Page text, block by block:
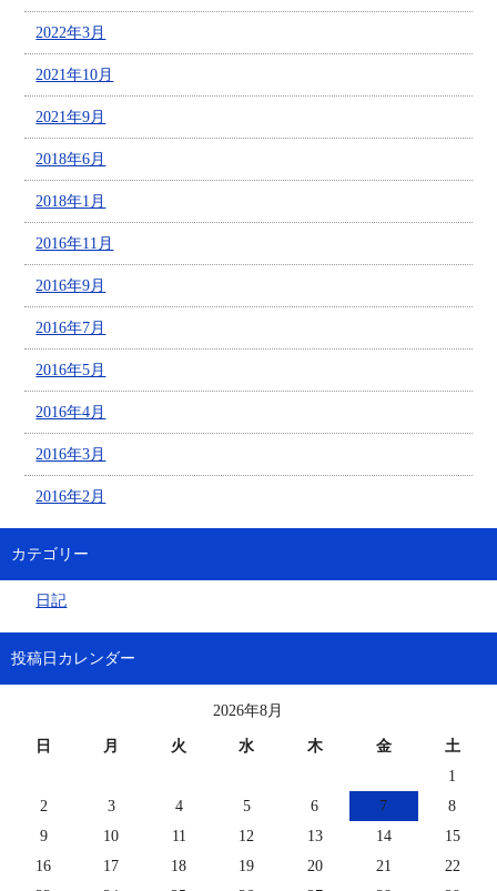
2022年3月
2021年10月
2021年9月
2018年6月
2018年1月
2016年11月
2016年9月
2016年7月
2016年5月
2016年4月
2016年3月
2016年2月
カテゴリー
日記
投稿日カレンダー
2026年8月
日 月 火 水 木 金
土
1
2
3 4 5 6 7
8
9
10 11 12 13 14
15
16
17 18 19 20 21
22